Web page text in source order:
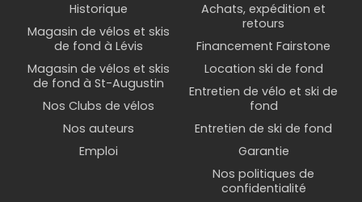
Historique
Magasin de vélos et skis
de fond à Lévis
Magasin de vélos et skis
de fond à St-Augustin
Nos Clubs de vélos
Nos auteurs
Emploi
Achats, expédition et
retours
Financement Fairstone
Location ski de fond
Entretien de vélo et ski de
fond
Entretien de ski de fond
Garantie
Nos politiques de
confidentialité